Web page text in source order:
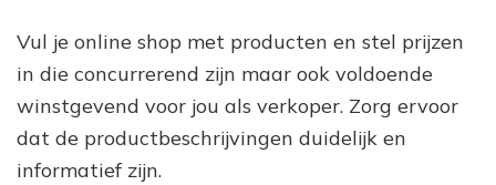
Vul je online shop met producten en stel prijzen
in die concurrerend zijn maar ook voldoende
winstgevend voor jou als verkoper. Zorg ervoor
dat de productbeschrijvingen duidelijk en
informatief zijn.